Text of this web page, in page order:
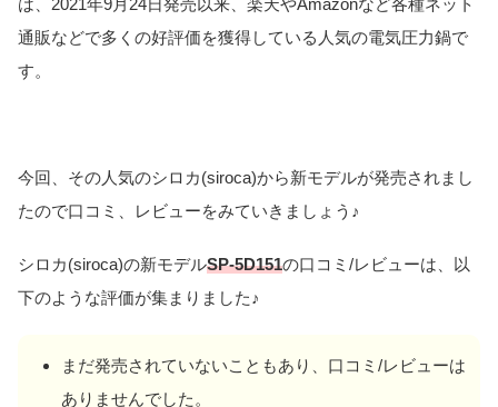
は、2021年9月24日発売以来、楽天やAmazonなど各種ネット
通販などで多くの好評価を獲得している人気の電気圧力鍋で
す。
今回、その人気のシロカ(siroca)から新モデルが発売されまし
たので口コミ、レビューをみていきましょう♪
シロカ(siroca)の新モデルSP-5D151の口コミ/レビューは、以
下のような評価が集まりました♪
まだ発売されていないこともあり、口コミ/レビューは
ありませんでした。